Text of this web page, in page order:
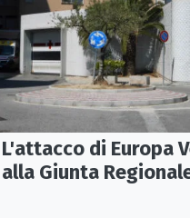
L'attacco di Europa
alla Giunta
del'emodinamica di